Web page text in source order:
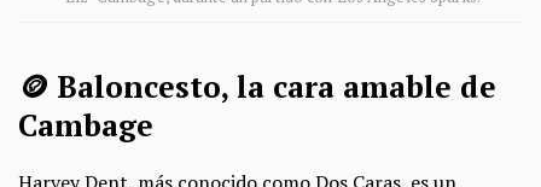
🪙 Baloncesto, la cara amable de
Cambage